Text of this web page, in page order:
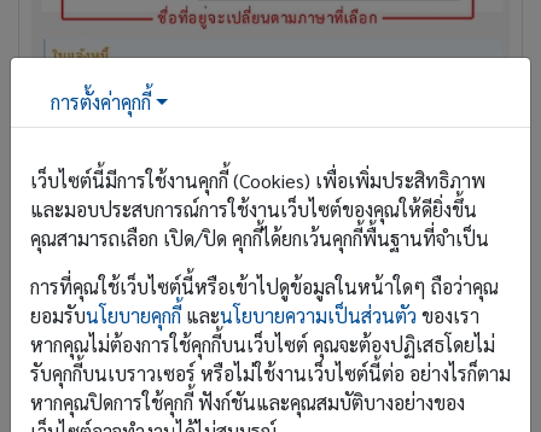
การตั้งค่าคุกกี้
เว็บไซต์นี้มีการใช้งานคุกกี้ (Cookies) เพื่อเพิ่มประสิทธิภาพ
และมอบประสบการณ์การใช้งานเว็บไซต์ของคุณให้ดียิ่งขึ้น
คุณสามารถเลือก เปิด/ปิด คุกกี้ได้ยกเว้นคุกกี้พื้นฐานที่จำเป็น
การที่คุณใช้เว็บไซต์นี้หรือเข้าไปดูข้อมูลในหน้าใดๆ ถือว่าคุณ
ยอมรับนโยบายคุกกี้และนโยบายความเป็นส่วนตัว ของเรา
หากคุณไม่ต้องการใช้คุกกี้บนเว็บไซต์ คุณจะต้องปฏิเสธโดยไม่
รับคุกกี้บนเบราวเซอร์ หรือไม่ใช้งานเว็บไซต์นี้ต่อ อย่างไรก็ตาม
หากคุณปิดการใช้คุกกี้ ฟังก์ชันและคุณสมบัติบางอย่างของ